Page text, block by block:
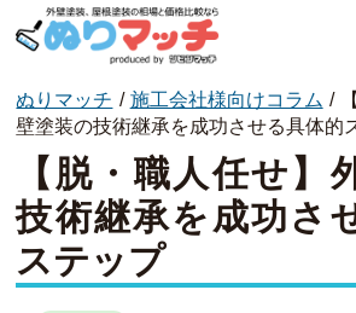
ぬりマッチとは
オススメ企業
費用と相場
外壁塗装
ぬりマッチ / 施工会社様向けコラム /
壁塗装の技術継承を成功させる具体的
【脱・職人任せ】
技術継承を成功さ
ステップ